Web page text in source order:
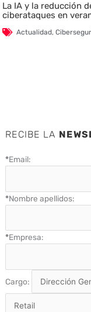
La IA y la reducción
ciberataques en
Actualidad,
RECIBE LA
*Email:
*Nombre apellidos:
*Empresa:
Cargo: